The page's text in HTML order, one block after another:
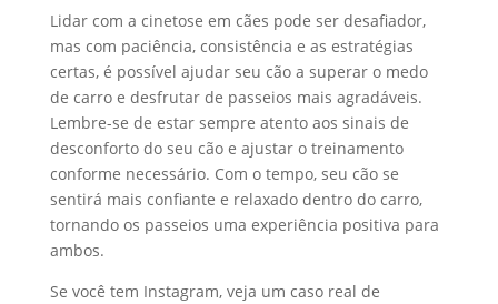
Lidar com a cinetose em cães pode ser desafiador,
mas com paciência, consistência e as estratégias
certas, é possível ajudar seu cão a superar o medo
de carro e desfrutar de passeios mais agradáveis.
Lembre-se de estar sempre atento aos sinais de
desconforto do seu cão e ajustar o treinamento
conforme necessário. Com o tempo, seu cão se
sentirá mais confiante e relaxado dentro do carro,
tornando os passeios uma experiência positiva para
ambos.
Se você tem Instagram, veja um caso real de